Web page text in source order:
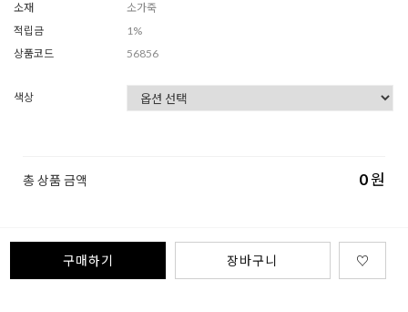
소재
소가죽
적립금
1%
상품코드
56856
색상
총 상품 금액 0원
구매하기 장바구니 ♡